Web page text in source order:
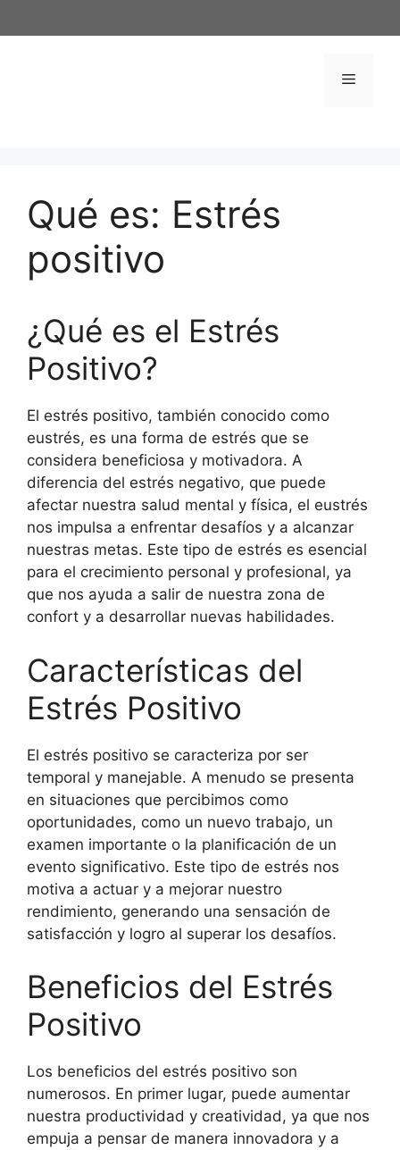
al
Menú
Qué es: Estrés
positivo
¿Qué es el Estrés
Positivo?
El estrés positivo, también conocido como
eustrés, es una forma de estrés que se
considera beneficiosa y motivadora. A
diferencia del estrés negativo, que puede
afectar nuestra salud mental y física, el eustrés
nos impulsa a enfrentar desafíos y a alcanzar
nuestras metas. Este tipo de estrés es esencial
para el crecimiento personal y profesional, ya
que nos ayuda a salir de nuestra zona de
confort y a desarrollar nuevas habilidades.
Características del
Estrés Positivo
El estrés positivo se caracteriza por ser
temporal y manejable. A menudo se presenta
en situaciones que percibimos como
oportunidades, como un nuevo trabajo, un
examen importante o la planificación de un
evento significativo. Este tipo de estrés nos
motiva a actuar y a mejorar nuestro
rendimiento, generando una sensación de
satisfacción y logro al superar los desafíos.
Beneficios del Estrés
Positivo
Los beneficios del estrés positivo son
numerosos. En primer lugar, puede aumentar
nuestra productividad y creatividad, ya que nos
empuja a pensar de manera innovadora y a